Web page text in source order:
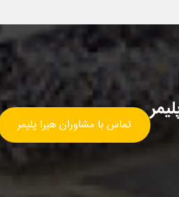
تماس با مشاوران هیرا پلیمر